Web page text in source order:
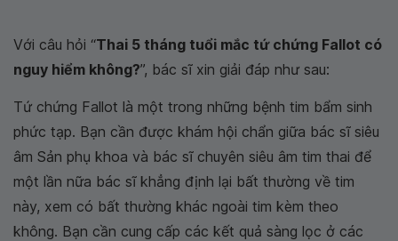
Với câu hỏi “Thai 5 tháng tuổi mắc tứ chứng Fallot có
nguy hiểm không?”, bác sĩ xin giải đáp như sau:
Tứ chứng Fallot là một trong những bệnh tim bẩm sinh
phức tạp. Bạn cần được khám hội chẩn giữa bác sĩ siêu
âm Sản phụ khoa và bác sĩ chuyên siêu âm tim thai để
một lần nữa bác sĩ khẳng định lại bất thường về tim
này, xem có bất thường khác ngoài tim kèm theo
không. Bạn cần cung cấp các kết quả sàng lọc ở các